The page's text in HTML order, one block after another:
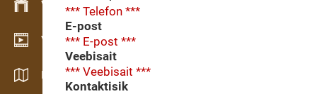
Varude haldamine
Videogalerii
Kataloogid / Brošüürid
*** Telefon ***
E-post
*** E-post ***
Veebisait
*** Veebisait ***
Kontaktisik